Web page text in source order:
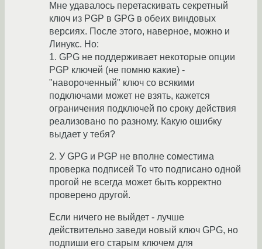
Мне удавалось перетаскивать секретный
ключ из PGP в GPG в обеих виндовых
версиях. После этого, наверное, можно и
Линукс. Но:
1. GPG не поддерживает некоторые опции
PGP ключей (не помню какие) -
"навороченный" ключ со всякими
подключами может не взять, кажется
ограничения подключей по сроку действия
реализовано по разному. Какую ошибку
выдает у тебя?
2. У GPG и PGP не вполне соместима
проверка подписей То что подписано одной
прогой не всегда может быть корректно
проверено другой.
Если ничего не выйдет - лучше
действительно заведи новый ключ GPG, но
подпиши его старым ключем для